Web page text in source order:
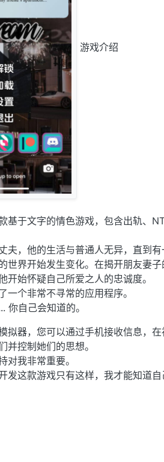
游戏介绍
基于文字的情色游戏，包含出轨、
夫，他的生活与普通人无异，直到有
世界开始发生变化。在揭开朋友妻
开始怀疑自己所爱之人的忠诚度。
一个非常不寻常的应用程序。
你自己会知道的。
拟器，您可以通过手机接收信息，
并控制她们的思想。
对我非常重要。
发这款游戏只有这样，我才能知道